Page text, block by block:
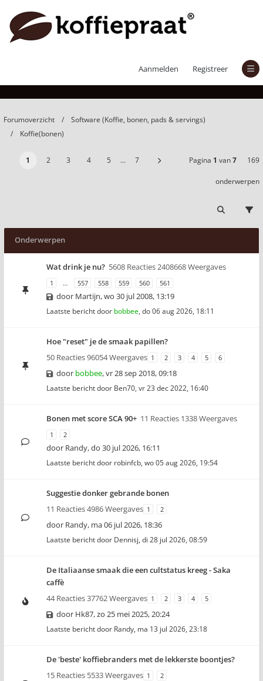
Aanmelden Registreer
Forumoverzicht
Software (Koffie, bonen, pads & servings)
Koffie(bonen)
1 2 3 4 5 … 7 Pagina 1 van7 169
onderwerpen
Onderwerpen
Wat drink je nu? 5608 Reacties 2408668 Weergaves
1 … 557 558 559 560 561
door Martijn,wo 30 jul 2008, 13:19
Laatste bericht door bobbee, do 06 aug 2026, 18:11
Hoe "reset" je de smaak papillen?
50 Reacties 96054 Weergaves 1 2 3 4 5 6
door bobbee,vr 28 sep 2018, 09:18
Laatste bericht door Ben70, vr 23 dec 2022, 16:40
Bonen met score SCA 90+ 11 Reacties 1338 Weergaves
1 2
door Randy,do 30 jul 2026, 16:11
Laatste bericht door robinfcb, wo 05 aug 2026, 19:54
Suggestie donker gebrande bonen
11 Reacties 4986 Weergaves 1 2
door Randy, ma 06 jul 2026, 18:36
Laatste bericht door Dennisj, di 28 jul 2026, 08:59
De Italiaanse smaak die een cultstatus kreeg - Saka
caffè
44 Reacties 37762 Weergaves 1 2 3 4 5
door Hk87,zo 25 mei 2025, 20:24
Laatste bericht door Randy, ma 13 jul 2026, 23:18
De 'beste' koffiebranders met de lekkerste boontjes?
15 Reacties 5533 Weergaves 1 2